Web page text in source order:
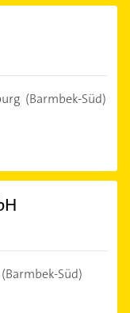
(Barmbek-Süd)
(Barmbek-Süd)